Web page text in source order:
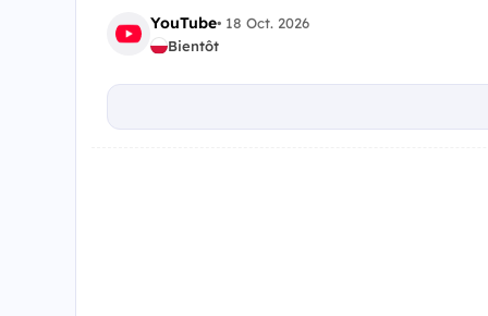
YouTube• 18 Oct. 2026
Bientôt